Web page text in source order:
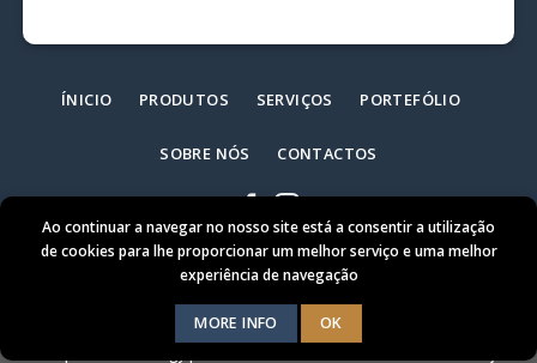
ÍNICIO PRODUTOS SERVIÇOS PORTEFÓLIO
SOBRE NÓS CONTACTOS
Timberaxy - Construções em Madeira © 2026 /
Ao continuar a navegar no nosso site está a consentir a utilização
de cookies para lhe proporcionar um melhor serviço e uma melhor
experiência de navegação
MORE INFO OK